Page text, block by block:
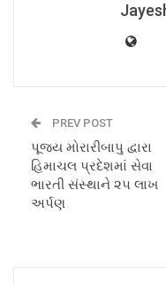
PREV POST
પૂજ્ય મોરારીબાપુ દ્વારા
હિમાચલ પ્રદેશમાં સેવા
ભારતી સંસ્થાને ૨૫ લાખ
અર્પણ